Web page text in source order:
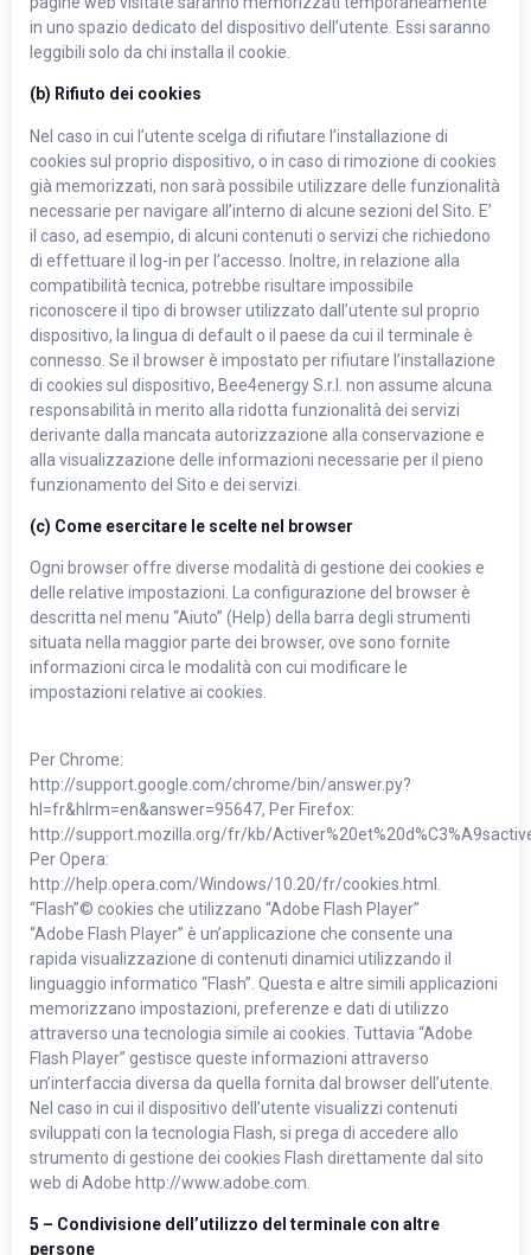
in uno spazio dedicato del dispositivo dell’utente. Essi saranno
leggibili solo da chi installa il cookie.
(b) Rifiuto dei cookies
Nel caso in cui l’utente scelga di rifiutare l’installazione di
cookies sul proprio dispositivo, o in caso di rimozione di cookies
già memorizzati, non sarà possibile utilizzare delle funzionalità
necessarie per navigare all’interno di alcune sezioni del Sito. E’
il caso, ad esempio, di alcuni contenuti o servizi che richiedono
di effettuare il log-in per l’accesso. Inoltre, in relazione alla
compatibilità tecnica, potrebbe risultare impossibile
riconoscere il tipo di browser utilizzato dall’utente sul proprio
dispositivo, la lingua di default o il paese da cui il terminale è
connesso. Se il browser è impostato per rifiutare l’installazione
di cookies sul dispositivo, Bee4energy S.r.l. non assume alcuna
responsabilità in merito alla ridotta funzionalità dei servizi
derivante dalla mancata autorizzazione alla conservazione e
alla visualizzazione delle informazioni necessarie per il pieno
funzionamento del Sito e dei servizi.
(c) Come esercitare le scelte nel browser
Ogni browser offre diverse modalità di gestione dei cookies e
delle relative impostazioni. La configurazione del browser è
descritta nel menu “Aiuto” (Help) della barra degli strumenti
situata nella maggior parte dei browser, ove sono fornite
informazioni circa le modalità con cui modificare le
impostazioni relative ai cookies.
Per Chrome:
http://support.google.com/chrome/bin/answer.py?
hl=fr&hlrm=en&answer=95647, Per Firefox:
http://support.mozilla.org/fr/kb/
Per Opera:
http://help.opera.com/Windows/10.20/fr/cookies.html.
“Flash”© cookies che utilizzano “Adobe Flash Player”
“Adobe Flash Player” è un’applicazione che consente una
rapida visualizzazione di contenuti dinamici utilizzando il
linguaggio informatico “Flash”. Questa e altre simili applicazioni
memorizzano impostazioni, preferenze e dati di utilizzo
attraverso una tecnologia simile ai cookies. Tuttavia “Adobe
Flash Player” gestisce queste informazioni attraverso
un’interfaccia diversa da quella fornita dal browser dell’utente.
Nel caso in cui il dispositivo dell’utente visualizzi contenuti
sviluppati con la tecnologia Flash, si prega di accedere allo
strumento di gestione dei cookies Flash direttamente dal sito
web di Adobe http://www.adobe.com.
5 – Condivisione dell’utilizzo del terminale con altre
persone